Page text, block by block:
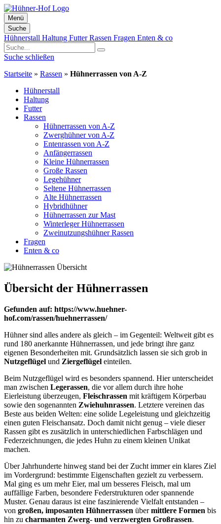
Menü
Suche
Zum
Inhalt
springen
Hühnerstall Haltung FutterRassen Fragen Enten & co
Suche schließen
Startseite » Rassen » Hühnerrassen von A-Z
Hühnerstall
Haltung
Futter
Rassen
Hühnerrassen von A-Z
Zwerghühner von A-Z
Entenrassen von A-Z
Anfängerrassen
Kleine Hühnerrassen
Große Rassen
Legehühner
Seltene Hühnerrassen
Alte Hühnerrassen
Hybridhühner
Hühnerrassen zur Mast
Winterleger Hühnerrassen
Zweinutzungshühner Rassen
Fragen
Enten & co
Übersicht der Hühnerrassen
Gefunden auf: https://www.huehner-
hof.com/rassen/huehnerrassen/
Hühner sind alles andere als gleich – im Gegenteil: Weltweit gibt es
rund 180 anerkannte Hühnerrassen, und jede bringt ihre ganz
eigenen Besonderheiten mit. Grundsätzlich lassen sie sich grob in
Nutzgeflügel und Ziergeflügel einteilen.
Beim Nutzgeflügel wird es besonders spannend. Hier unterscheidet
man zwischen Legerassen, die vor allem durch ihre hohe
Eierleistung überzeugen, Fleischrassen mit kräftigem Körperbau
sowie den sogenannten Zwiehuhnrassen. Letztere vereinen das
Beste aus beiden Welten: eine solide Legeleistung und gleichzeitig
einen guten Fleischansatz. Doch damit nicht genug – viele dieser
Rassen gibt es zusätzlich in unterschiedlichen Farbschlägen und
Federzeichnungen, die jedes Huhn zu einem kleinen Unikat
machen.
Über Jahrhunderte hinweg stand bei der Zucht immer ein klares Ziel
im Vordergrund: bestimmte Eigenschaften gezielt zu verbessern.
Mal ging es um mehr Eier, mal um besseres Fleisch, mal um
auffällige Farben, besondere Federstrukturen oder spannende
Muster. Genau daraus ist eine faszinierende Vielfalt entstanden –
von großen, imposanten Hühnerrassen übermittlere Formen bis
hin zu charmanten Zwerg- und verzwergten Großrassen.